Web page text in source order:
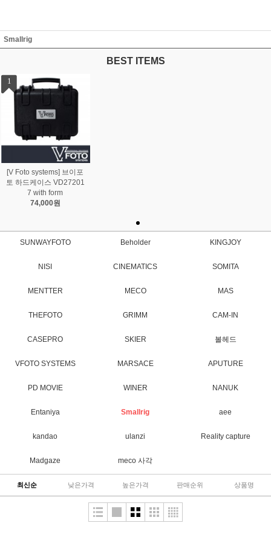
Smallrig
BEST ITEMS
1
[V Foto systems] 브이포
토 하드케이스 VD27201
7 with form
74,000원
SUNWAYFOTO Beholder KINGJOY
NISI CINEMATICS SOMITA
MENTTER MECO MAS
THEFOTO GRIMM CAM-IN
CASEPRO SKIER 볼헤드
VFOTO SYSTEMS MARSACE APUTURE
PD MOVIE WINER NANUK
Entaniya Smallrig aee
kandao ulanzi Reality capture
Madgaze meco 사각
최신순 낮은가격 높은가격 판매순위 상품명